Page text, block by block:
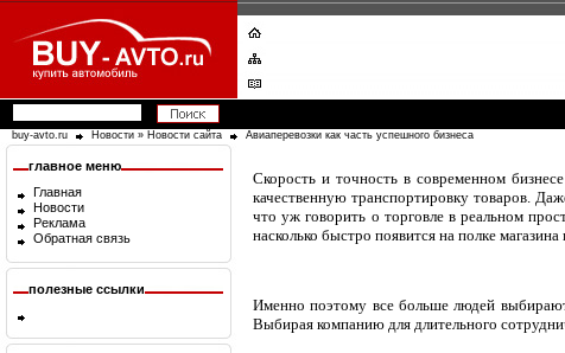
buy-avto.ru Новости » Новости сайта Авиаперевозки как часть успешного бизнеса
главное меню
Главная
Новости
Реклама
Обратная связь
полезные ссылки
Скорость и точность в современном
качественную транспортировку товаров.
что уж говорить о торговле в реальном
насколько быстро появится на полке
Именно поэтому все больше людей
Выбирая компанию для длительного